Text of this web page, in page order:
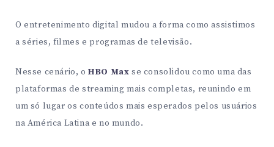
O entretenimento digital mudou a forma como assistimos
a séries, filmes e programas de televisão.
Nesse cenário, oHBO Max se consolidou como uma das
plataformas de streaming mais completas, reunindo em
um só lugar os conteúdos mais esperados pelos usuários
na América Latina e no mundo.